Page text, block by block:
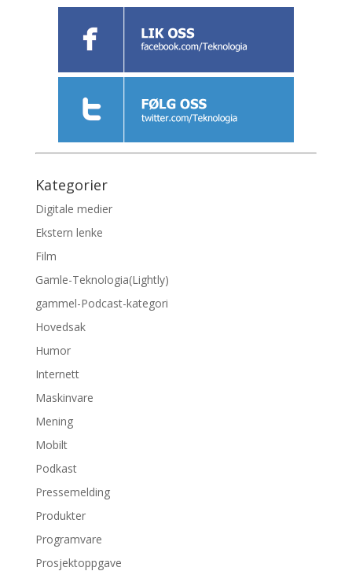
Kategorier
Digitale medier
Ekstern lenke
Film
Gamle-Teknologia(Lightly)
gammel-Podcast-kategori
Hovedsak
Humor
Internett
Maskinvare
Mening
Mobilt
Podkast
Pressemelding
Produkter
Programvare
Prosjektoppgave